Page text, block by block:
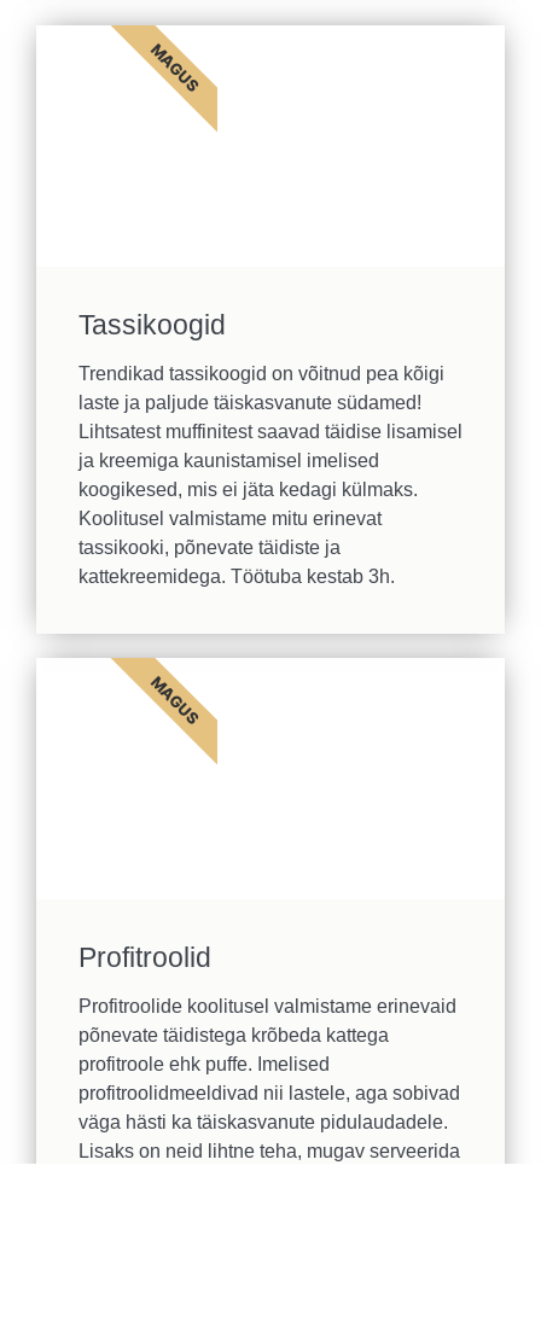
Tassikoogid
Trendikad tassikoogid on võitnud pea kõigi
laste ja paljude täiskasvanute südamed!
Lihtsatest muffinitest saavad täidise lisamisel
ja kreemiga kaunistamisel imelised
koogikesed, mis ei jäta kedagi külmaks.
Koolitusel valmistame mitu erinevat
tassikooki, põnevate täidiste ja
kattekreemidega. Töötuba kestab 3h.
MAGUS
Profitroolid
Profitroolide koolitusel valmistame erinevaid
põnevate täidistega krõbeda kattega
profitroole ehk puffe. Imelised
profitroolidmeeldivad nii lastele, aga sobivad
väga hästi ka täiskasvanute pidulaudadele.
Lisaks on neid lihtne teha, mugav serveerida
MAGUS